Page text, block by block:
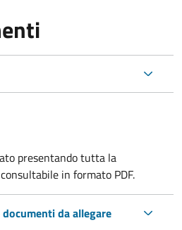
presentando tutta la
in formato PDF.
da allegare